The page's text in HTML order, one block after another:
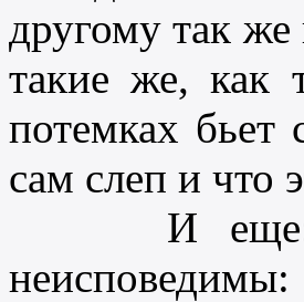
другому так
такие же, как
потемках бьет
сам слеп и что
И